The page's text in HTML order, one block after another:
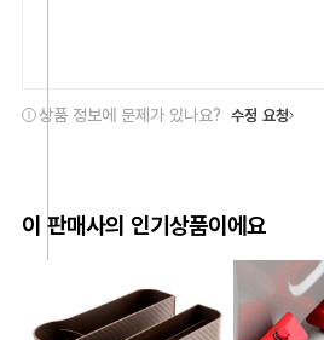
상품 정보에 문제가 있나요? 수정 요청
이 판매사의 인기상품이에요